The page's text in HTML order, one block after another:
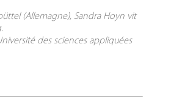
(Allemagne), Sandra Hoyn vit
des sciences appliquées